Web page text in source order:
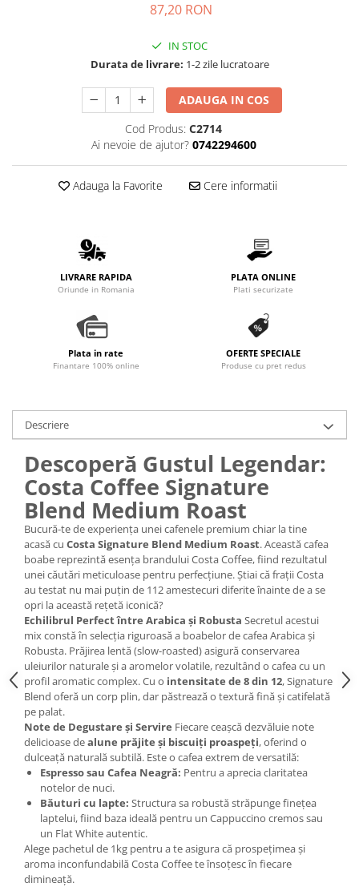
Pliculete Zahar si Miere
Aparate SH
Accesorii si intretinere
87,20 RON
IN STOC
Durata de livrare: 1-2 zile lucratoare
ADAUGA IN COS
Cod Produs: C2714
Ai nevoie de ajutor? 0742294600
Adauga la Favorite Cere informatii
LIVRARE RAPIDA
Oriunde in Romania
PLATA ONLINE
Plati securizate
Plata in rate
Finantare 100% online
OFERTE SPECIALE
Produse cu pret redus
Descriere
Descoperă Gustul Legendar:
Costa Coffee Signature
Blend Medium Roast
Bucură-te de experiența unei cafenele premium chiar la tine
acasă cu Costa Signature Blend Medium Roast. Această cafea
boabe reprezintă esența brandului Costa Coffee, fiind rezultatul
unei căutări meticuloase pentru perfecțiune. Știai că frații Costa
au testat nu mai puțin de 112 amestecuri diferite înainte de a se
opri la această rețetă iconică?
Echilibrul Perfect între Arabica și Robusta Secretul acestui
mix constă în selecția riguroasă a boabelor de cafea Arabica și
Robusta. Prăjirea lentă (slow-roasted) asigură conservarea
uleiurilor naturale și a aromelor volatile, rezultând o cafea cu un
profil aromatic complex. Cu o intensitate de 8 din 12, Signature
Blend oferă un corp plin, dar păstrează o textură fină și catifelată
pe palat.
Note de Degustare și Servire Fiecare ceașcă dezvăluie note
delicioase dealune prăjite și biscuiți proaspeți, oferind o
dulceață naturală subtilă. Este o cafea extrem de versatilă:
Espresso sau Cafea Neagră: Pentru a aprecia claritatea
notelor de nuci.
Băuturi cu lapte: Structura sa robustă străpunge finețea
laptelui, fiind baza ideală pentru un Cappuccino cremos sau
un Flat White autentic.
Alege pachetul de 1kg pentru a te asigura că prospețimea și
aroma inconfundabilă Costa Coffee te însoțesc în fiecare
dimineață.